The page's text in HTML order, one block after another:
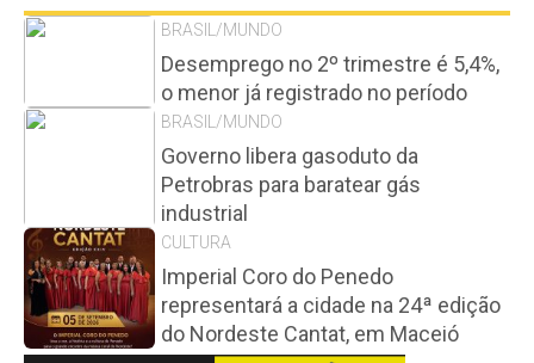
BRASIL/MUNDO
Desemprego no 2º trimestre é 5,4%,
o menor já registrado no período
BRASIL/MUNDO
Governo libera gasoduto da
Petrobras para baratear gás
industrial
CULTURA
Imperial Coro do Penedo
representará a cidade na 24ª edição
do Nordeste Cantat, em Maceió